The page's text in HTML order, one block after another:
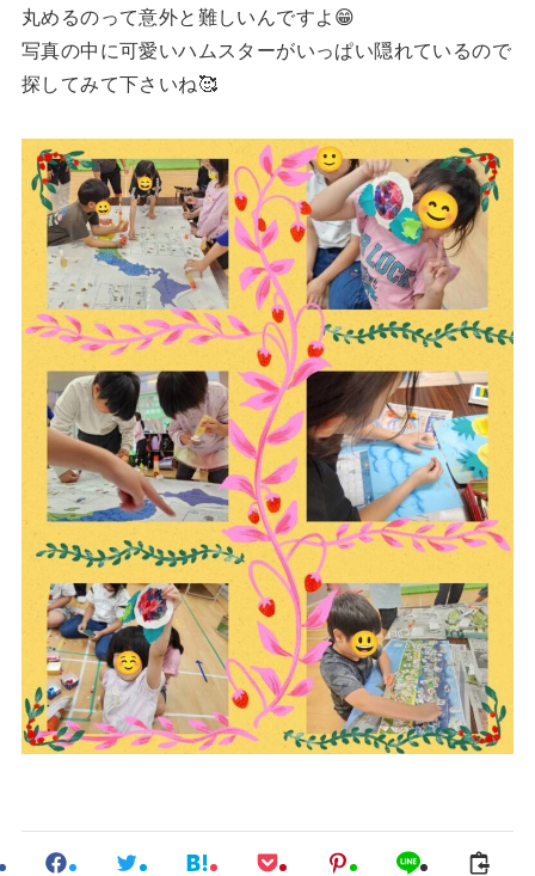
丸めるのって意外と難しいんですよ😁
写真の中に可愛いハムスターがいっぱい隠れているので
探してみて下さいね🥰